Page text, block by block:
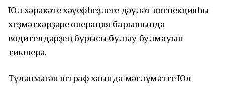
Юл хәрәкәте хәүефһеҙлеге дәүләт инспекцияһы
хеҙмәткәрҙәре операция барышында
водителдәрҙең бурысы булыу-булмауын
тикшерә.
Түләнмәгән штраф хаҡында мәғлүмәтте Юл